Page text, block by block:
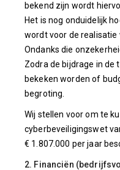
bekend zijn wordt
Het is nog onduidelijk
wordt voor de realisatie
Ondanks die
Zodra de bijdrage in de
bekeken worden of
begroting.
Wij stellen voor om te
cyberbeveiligingswet
€ 1.807.000 per jaar
2. Financiën